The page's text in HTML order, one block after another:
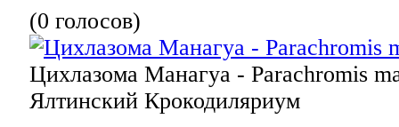
(0 голосов)
Цихлазома Манагуа - Parachromis
Ялтинский Крокодиляриум